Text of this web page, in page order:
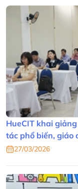
HueCIT khai
tác phổ biến, giáo
27/03/2026